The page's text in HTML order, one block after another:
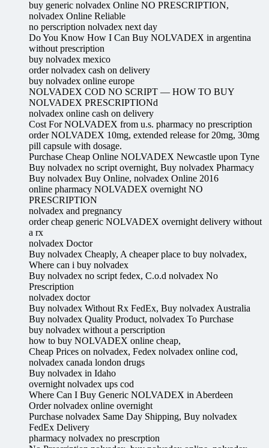
buy generic nolvadex Online NO PRESCRIPTION,
nolvadex Online Reliable
no perscription nolvadex next day
Do You Know How I Can Buy NOLVADEX in argentina
without prescription
buy nolvadex mexico
order nolvadex cash on delivery
buy nolvadex online europe
NOLVADEX COD NO SCRIPT — HOW TO BUY
NOLVADEX PRESCRIPTIONd
nolvadex online cash on delivery
Cost For NOLVADEX from u.s. pharmacy no prescription
order NOLVADEX 10mg, extended release for 20mg, 30mg
pill capsule with dosage.
Purchase Cheap Online NOLVADEX Newcastle upon Tyne
Buy nolvadex no script overnight, Buy nolvadex Pharmacy
Buy nolvadex Buy Online, nolvadex Online 2016
online pharmacy NOLVADEX overnight NO
PRESCRIPTION
nolvadex and pregnancy
order cheap generic NOLVADEX overnight delivery without
a rx
nolvadex Doctor
Buy nolvadex Cheaply, A cheaper place to buy nolvadex,
Where can i buy nolvadex
Buy nolvadex no script fedex, C.o.d nolvadex No
Prescription
nolvadex doctor
Buy nolvadex Without Rx FedEx, Buy nolvadex Australia
Buy nolvadex Quality Product, nolvadex To Purchase
buy nolvadex without a perscription
how to buy NOLVADEX online cheap,
Cheap Prices on nolvadex, Fedex nolvadex online cod,
nolvadex canada london drugs
Buy nolvadex in Idaho
overnight nolvadex ups cod
Where Can I Buy Generic NOLVADEX in Aberdeen
Order nolvadex online overnight
Purchase nolvadex Same Day Shipping, Buy nolvadex
FedEx Delivery
pharmacy nolvadex no prescrption